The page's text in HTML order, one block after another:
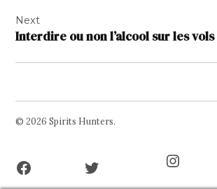
Next
Interdire ou non l’alcool sur les vols
© 2026 Spirits Hunters.